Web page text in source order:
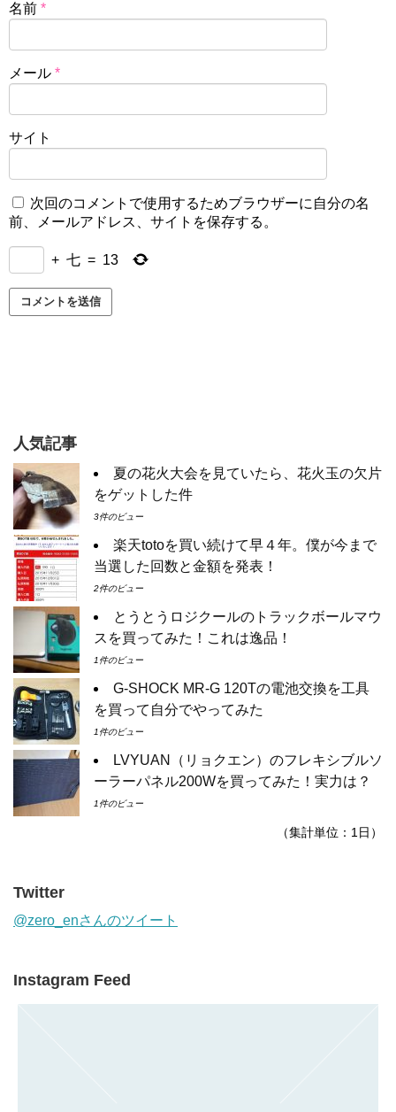
名前 *
メール *
サイト
次回のコメントで使用するためブラウザーに自分の名
前、メールアドレス、サイトを保存する。
+ 七 = 13
人気記事
夏の花火大会を見ていたら、花火玉の欠片
をゲットした件
3件のビュー
楽天totoを買い続けて早４年。僕が今まで
当選した回数と金額を発表！
2件のビュー
とうとうロジクールのトラックボールマウ
スを買ってみた！これは逸品！
1件のビュー
G-SHOCK MR-G 120Tの電池交換を工具
を買って自分でやってみた
1件のビュー
LVYUAN（リョクエン）のフレキシブルソ
ーラーパネル200Wを買ってみた！実力は？
1件のビュー
（集計単位：1日）
Twitter
@zero_enさんのツイート
Instagram Feed